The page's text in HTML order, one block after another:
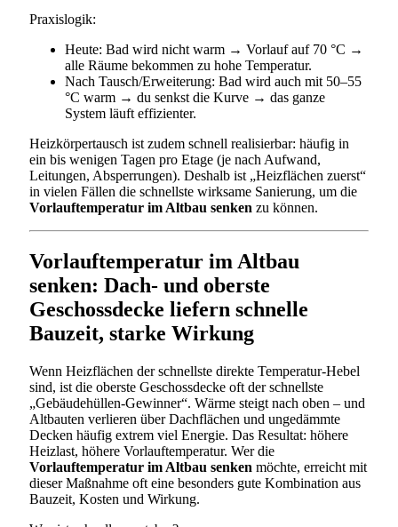
Praxislogik:
Heute: Bad wird nicht warm → Vorlauf auf 70 °C →
alle Räume bekommen zu hohe Temperatur.
Nach Tausch/Erweiterung: Bad wird auch mit 50–55
°C warm → du senkst die Kurve → das ganze
System läuft effizienter.
Heizkörpertausch ist zudem schnell realisierbar: häufig in
ein bis wenigen Tagen pro Etage (je nach Aufwand,
Leitungen, Absperrungen). Deshalb ist „Heizflächen zuerst“
in vielen Fällen die schnellste wirksame Sanierung, um die
Vorlauftemperatur im Altbau senken zu können.
Vorlauftemperatur im Altbau
senken: Dach- und oberste
Geschossdecke liefern schnelle
Bauzeit, starke Wirkung
Wenn Heizflächen der schnellste direkte Temperatur-Hebel
sind, ist die oberste Geschossdecke oft der schnellste
„Gebäudehüllen-Gewinner“. Wärme steigt nach oben – und
Altbauten verlieren über Dachflächen und ungedämmte
Decken häufig extrem viel Energie. Das Resultat: höhere
Heizlast, höhere Vorlauftemperatur. Wer die
Vorlauftemperatur im Altbau senken möchte, erreicht mit
dieser Maßnahme oft eine besonders gute Kombination aus
Bauzeit, Kosten und Wirkung.